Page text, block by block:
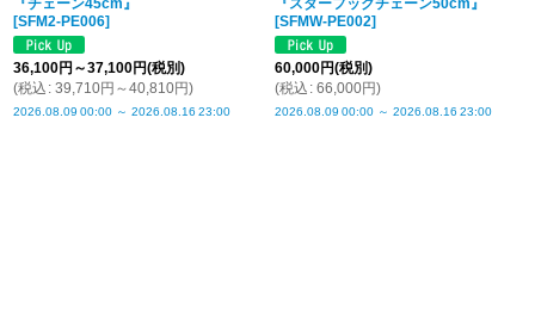
『チェーン45cm』
[SFM2-PE006]
36,100円 ～37,100円(税別)
(税込 : 39,710円 ～40,810円)
2026.08.09 00:00 ～ 2026.08.16 23:00
『スターフックチェーン50cm』
[SFMW-PE002]
60,000円(税別)
(税込 : 66,000円)
2026.08.09 00:00 ～ 2026.08.16 23:00